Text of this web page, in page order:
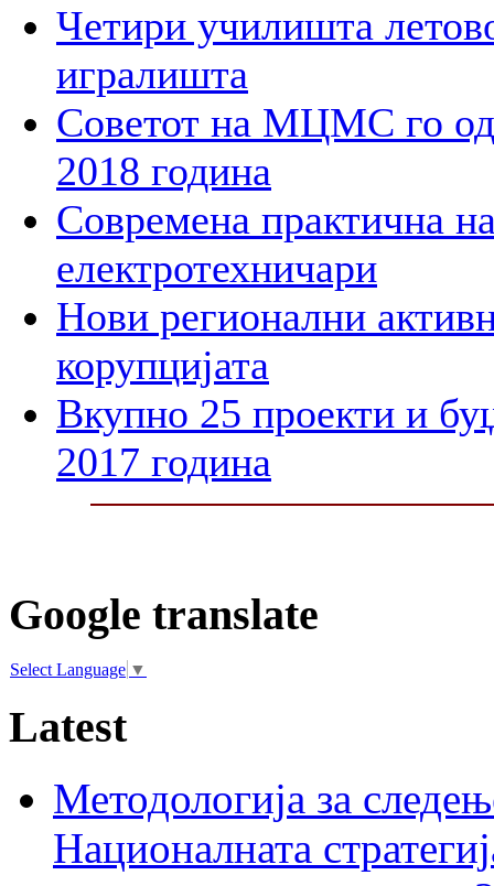
Четири училишта
игралишта
Советот на МЦМС го
2018 година
Современа практична
електротехничари
Нови регионални
корупцијата
Вкупно 25 проекти и
2017 година
Google translate
Select Language ▼
Latest
Методологија за
Националната